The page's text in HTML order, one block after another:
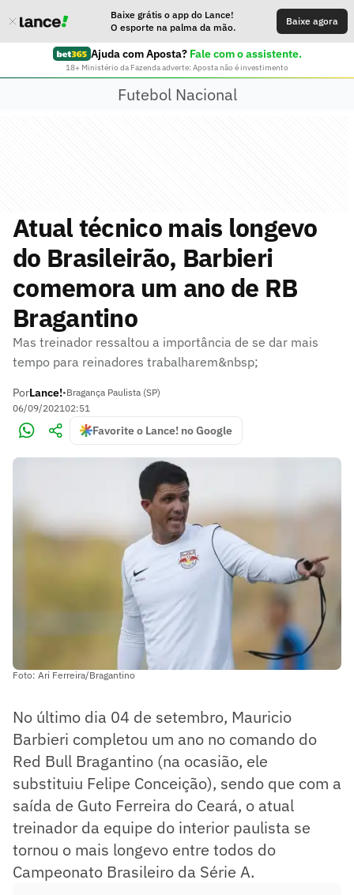
Baixe grátis o app do Lance!
O esporte na palma da mão.
Baixe agora
Ajuda com Aposta? Fale com o assistente.
18+ Ministério da Fazenda adverte: Aposta não é investimento
Futebol Nacional
Atual técnico mais longevo
do Brasileirão, Barbieri
comemora um ano de RB
Bragantino
Mas treinador ressaltou a importância de se dar mais
tempo para reinadores trabalharem&nbsp;
PorLance!•Bragança Paulista (SP)
06/09/202102:51
Favorite o Lance! no Google
Foto: Ari Ferreira/Bragantino
No último dia 04 de setembro, Mauricio
Barbieri completou um ano no comando do
Red Bull Bragantino (na ocasião, ele
substituiu Felipe Conceição), sendo que com a
saída de Guto Ferreira do Ceará, o atual
treinador da equipe do interior paulista se
tornou o mais longevo entre todos do
Campeonato Brasileiro da Série A.